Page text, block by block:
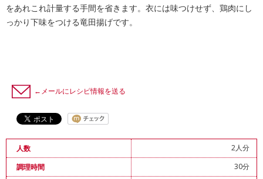
をあれこれ計量する手間を省きます。衣には味つけせず、鶏肉にし
っかり下味をつける竜田揚げです。
←メールにレシピ情報を送る
人数
2人分
調理時間
30分